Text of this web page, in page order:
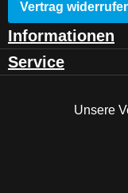
Vertrag
Informationen
Service
Unsere